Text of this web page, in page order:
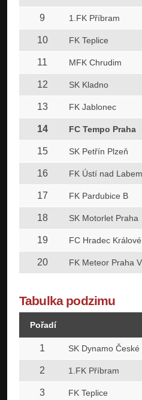
9 1.FK Příbram
10 FK Teplice
11 MFK Chrudim
12 SK Kladno
13 FK Jablonec
14 FC Tempo Praha
15 SK Petřín Plzeň
16 FK Ústí nad Labem
17 FK Pardubice B
18 SK Motorlet Praha
19 FC Hradec
20 FK Meteor Praha
Tabulka podzimu
Pořadí
1 SK Dynamo
2 1.FK Příbram
3 FK Teplice